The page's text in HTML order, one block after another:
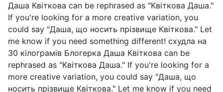
Даша Квіткова can be rephrased as "Квіткова Даша."
If you're looking for a more creative variation, you
could say "Даша, що носить прізвище Квіткова." Let
me know if you need something different! схудла на
30 кілограмів Блогерка Даша Квіткова can be
rephrased as "Квіткова Даша." If you're looking for a
more creative variation, you could say "Даша, що
носить прізвище Квіткова." Let me know if you need